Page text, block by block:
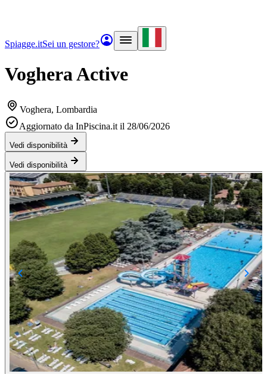
Spiagge.itSei un gestore?
Voghera Active
Voghera, Lombardia
Aggiornato da InPiscina.it il 28/06/2026
Vedi disponibilità
Vedi disponibilità